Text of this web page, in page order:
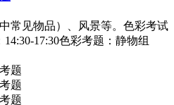
常见物品）、风景等。色彩考试
17:30色彩考题：静物组